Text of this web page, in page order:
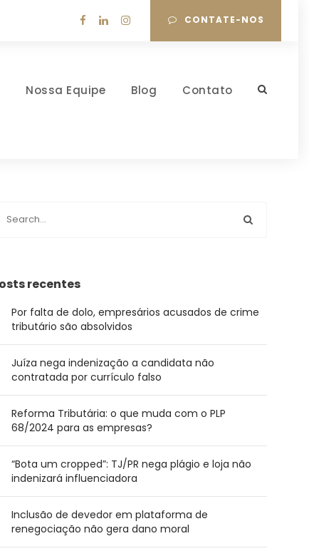
CONTATE-NOS
Nossa Equipe Blog Contato
recentes
Por falta de dolo, empresários acusados de crime
tributário são absolvidos
Juíza nega indenização a candidata não
contratada por currículo falso
Reforma Tributária: o que muda com o PLP
68/2024 para as empresas?
“Bota um cropped”: TJ/PR nega plágio e loja não
indenizará influenciadora
Inclusão de devedor em plataforma de
renegociação não gera dano moral